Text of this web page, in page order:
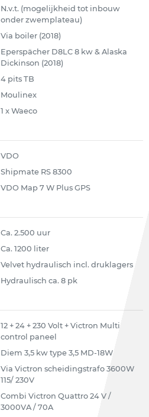
N.v.t. (mogelijkheid tot inbouw
onder zwemplateau)
Via boiler (2018)
Eperspächer D8LC 8 kw & Alaska
Dickinson (2018)
4 pits TB
Moulinex
1 x Waeco
VDO
Shipmate RS 8300
VDO Map 7 W Plus GPS
Ca. 2.500 uur
Ca. 1200 liter
Velvet hydraulisch incl. druklagers
Hydraulisch ca. 8 pk
12 + 24 + 230 Volt + Victron Multi
control paneel
Diem 3,5 kw type 3,5 MD-18W
Via Victron scheidingstrafo 3600W
115/ 230V
Combi Victron Quattro 24 V /
3000VA / 70A